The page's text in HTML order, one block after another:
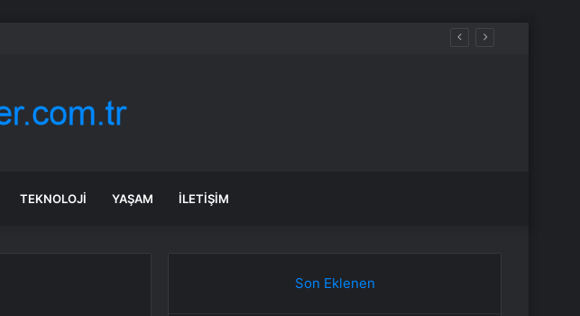
TEKNOLOJI YAŞAM İLETIŞIM
Son Eklenen